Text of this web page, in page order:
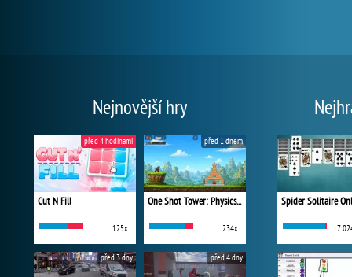
Nejnovější hry
Cut N Fill
125x
před 4 hodinami
One Shot Tower: Physics Destroyer
234x
před 1 dnem
před 3 dny před 4 dny
Spider Solitaire
7